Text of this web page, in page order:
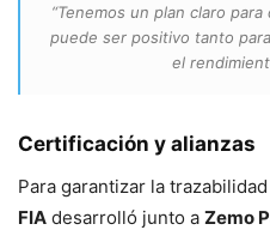
“Tenemos un plan claro
puede ser positivo tanto
el
Certificación y alianzas
Para garantizar la
FIA desarrolló junto a Zemo